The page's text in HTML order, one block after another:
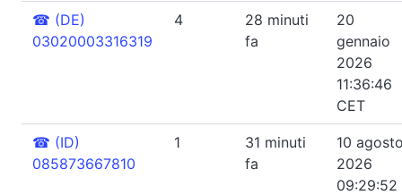
☎ (DE)
03020003316319
4
28 minuti
fa
20
gennaio
2026
11:36:46
CET
☎ (ID)
085873667810
1
31 minuti
fa
10
2026
09:29:52